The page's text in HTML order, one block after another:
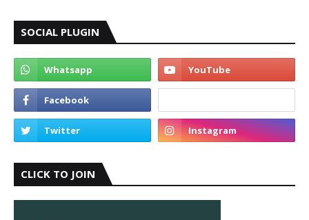
SOCIAL PLUGIN
CLICK TO JOIN